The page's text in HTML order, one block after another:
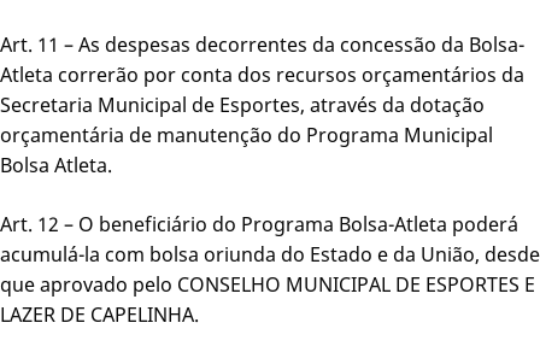
Art. 11 – As despesas decorrentes da concessão da Bolsa-
Atleta correrão por conta dos recursos orçamentários da
Secretaria Municipal de Esportes, através da dotação
orçamentária de manutenção do Programa Municipal
Bolsa Atleta.
Art. 12 – O beneficiário do Programa Bolsa-Atleta poderá
acumulá-la com bolsa oriunda do Estado e da União, desde
que aprovado pelo CONSELHO MUNICIPAL DE ESPORTES E
LAZER DE CAPELINHA.